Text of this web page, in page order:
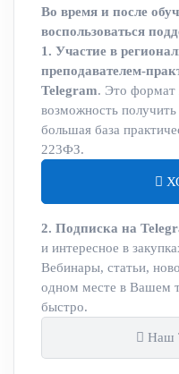
Во время и после
воспользоваться
1. Участие в
преподавателем-
Telegram. Это формат
возможность получить
большая база
223ФЗ.
2. Подписка на
и интересное в
Вебинары, статьи,
одном месте в Вашем
быстро.
Наш